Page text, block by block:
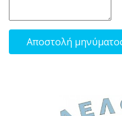
Αποστολή